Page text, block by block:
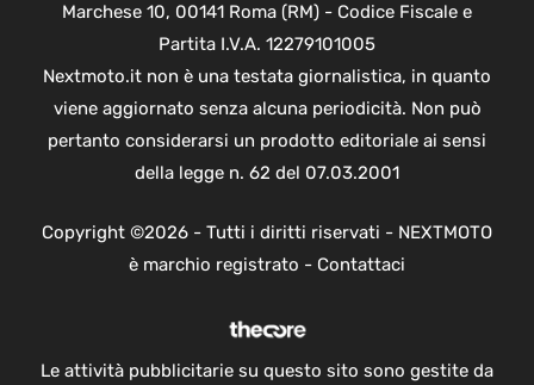
Marchese 10, 00141 Roma (RM) - Codice Fiscale e
Partita I.V.A. 12279101005
Nextmoto.it non è una testata giornalistica, in quanto
viene aggiornato senza alcuna periodicità. Non può
pertanto considerarsi un prodotto editoriale ai sensi
della legge n. 62 del 07.03.2001
Copyright ©2026 - Tutti i diritti riservati - NEXTMOTO
è marchio registrato - Contattaci
Le attività pubblicitarie su questo sito sono gestite da